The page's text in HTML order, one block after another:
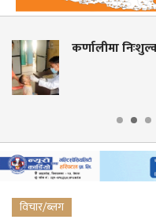
विस्तार
विचार/ब्लग